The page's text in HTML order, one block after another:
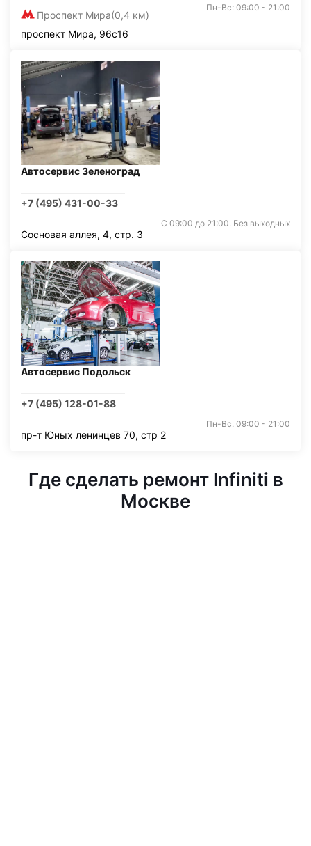
Проспект Мира(0,4 км)
Пн-Вс: 09:00 - 21:00
проспект Мира, 96с16
Автосервис Зеленоград
+7 (495) 431-00-33
С 09:00 до 21:00. Без выходных
Сосновая аллея, 4, стр. 3
Автосервис Подольск
+7 (495) 128-01-88
Пн-Вс: 09:00 - 21:00
пр-т Юных ленинцев 70, стр 2
Где сделать ремонт Infiniti в
Москве